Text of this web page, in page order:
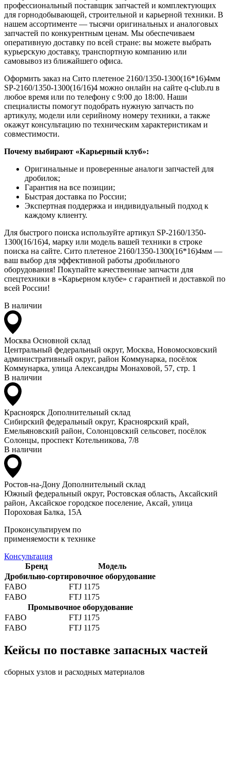
профессиональный поставщик запчастей и комплектующих
для горнодобывающей, строительной и карьерной техники. В
нашем ассортименте — тысячи оригинальных и аналоговых
запчастей по конкурентным ценам. Мы обеспечиваем
оперативную доставку по всей стране: вы можете выбрать
курьерскую доставку, транспортную компанию или
самовывоз из ближайшего офиса.
Оформить заказ на Сито плетеное 2160/1350-1300(16*16)4мм
SP-2160/1350-1300(16/16)4 можно онлайн на сайте q-club.ru в
любое время или по телефону с 9:00 до 18:00. Наши
специалисты помогут подобрать нужную запчасть по
артикулу, модели или серийному номеру техники, а также
окажут консультацию по техническим характеристикам и
совместимости.
Почему выбирают «Карьерный клуб»:
Оригинальные и проверенные аналоги запчастей для
дробилок;
Гарантия на все позиции;
Быстрая доставка по России;
Экспертная поддержка и индивидуальный подход к
каждому клиенту.
Для быстрого поиска используйте артикул SP-2160/1350-
1300(16/16)4, марку или модель вашей техники в строке
поиска на сайте. Сито плетеное 2160/1350-1300(16*16)4мм —
ваш выбор для эффективной работы дробильного
оборудования! Покупайте качественные запчасти для
спецтехники в «Карьерном клубе» с гарантией и доставкой по
всей России!
В наличии
Москва Основной склад
Центральный федеральный округ, Москва, Новомосковский
административный округ, район Коммунарка, посёлок
Коммунарка, улица Александры Монаховой, 57, стр. 1
В наличии
Красноярск Дополнительный склад
Сибирский федеральный округ, Красноярский край,
Емельяновский район, Солонцовский сельсовет, посёлок
Солонцы, проспект Котельникова, 7/8
В наличии
Ростов-на-Дону Дополнительный склад
Южный федеральный округ, Ростовская область, Аксайский
район, Аксайское городское поселение, Аксай, улица
Пороховая Балка, 15А
Проконсультируем по
применяемости к технике
Консультация
Бренд
Модель
Дробильно-сортировочное оборудование
FABO
FTJ 1175
FABO
FTJ 1175
Промывочное оборудование
FABO
FTJ 1175
FABO
FTJ 1175
Кейсы по поставке запасных частей
сборных узлов и расходных материалов